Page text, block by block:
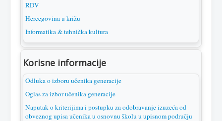
RDV
Hercegovina u križu
Informatika & tehnička kultura
Korisne informacije
Odluka o izboru učenika generacije
Oglas za izbor učenika generacije
Naputak o kriterijima i postupku za odobravanje izuzeća od
obveznog upisa učenika u osnovnu školu u upisnom području